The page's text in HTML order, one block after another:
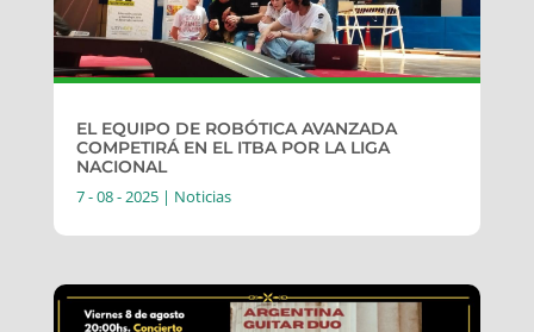
EL EQUIPO DE ROBÓTICA AVANZADA
COMPETIRÁ EN EL ITBA POR LA LIGA
NACIONAL
7 - 08 - 2025| Noticias